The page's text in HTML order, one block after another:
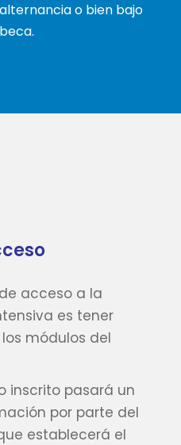
o bien bajo
acceso a la
es tener
módulos del
inscrito pasará un
por parte del
establecerá el